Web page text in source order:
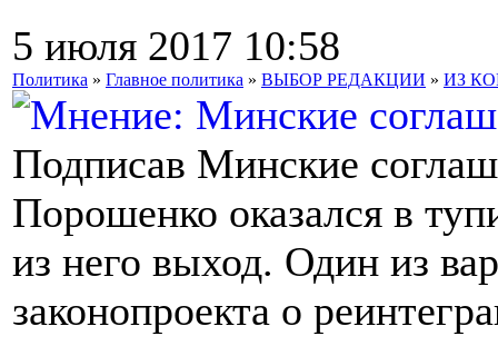
5 июля 2017 10:58
Политика » Главное политика » ВЫБОР РЕДАКЦИИ » ИЗ
Подписав Минские
Порошенко оказался в
из него выход. Один из
законопроекта о